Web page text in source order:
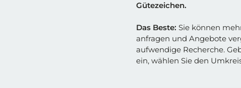
Gütezeichen.
Das Beste: Sie können
anfragen und Angebote
aufwendige Recherche.
ein, wählen Sie den